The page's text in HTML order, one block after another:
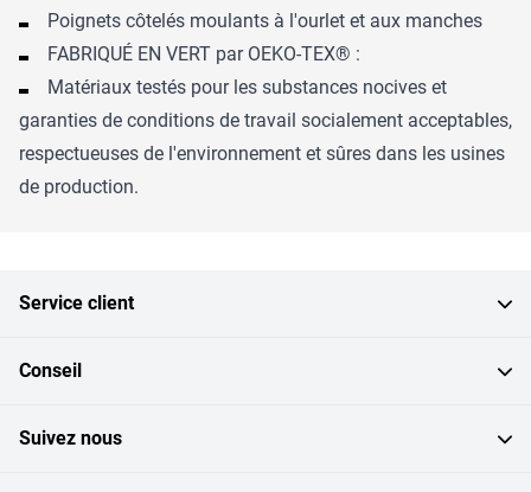
Poignets côtelés moulants à l'ourlet et aux manches
FABRIQUÉ EN VERT par OEKO-TEX® :
Matériaux testés pour les substances nocives et
garanties de conditions de travail socialement acceptables,
respectueuses de l'environnement et sûres dans les usines
de production.
Service client
Conseil
Suivez nous